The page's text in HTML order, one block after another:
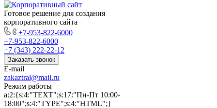
Готовое решение для создания
корпоративного сайта
+7-953-822-6000
+7-953-822-6000
+7 (343) 222-22-12
Заказать звонок
E-mail
zakaztral@mail.ru
Режим работы
a:2:{s:4:"TEXT";s:17:"Пн-Пт 10:00-
18:00";s:4:"TYPE";s:4:"HTML";}